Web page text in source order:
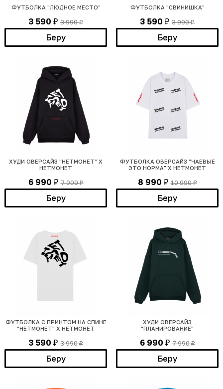
ФУТБОЛКА "ЛЮДНОЕ МЕСТО"
3 590 ₽ 3 990₽
Беру
ФУТБОЛКА "СВИНИШКА"
3 590 ₽ 3 990₽
Беру
ХУДИ ОВЕРСАЙЗ "НЕТМОНЕТ" Х
НЕТМОНЕТ
6 990 ₽ 7 990₽
Беру
ФУТБОЛКА ОВЕРСАЙЗ "ЧАЕВЫЕ
ЭТО НОРМА" Х НЕТМОНЕТ
8 990 ₽ 10 990₽
Беру
ФУТБОЛКА С ПРИНТОМ НА СПИНЕ
"НЕТМОНЕТ" Х НЕТМОНЕТ
3 590 ₽ 3 990₽
Беру
ХУДИ ОВЕРСАЙЗ
"ПЛАНИРОВАНИЕ"
6 990 ₽ 7 990₽
Беру